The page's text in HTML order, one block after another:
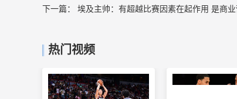
下一篇： 埃及主帅：有超越比赛因素在起作用 是商
热门视频